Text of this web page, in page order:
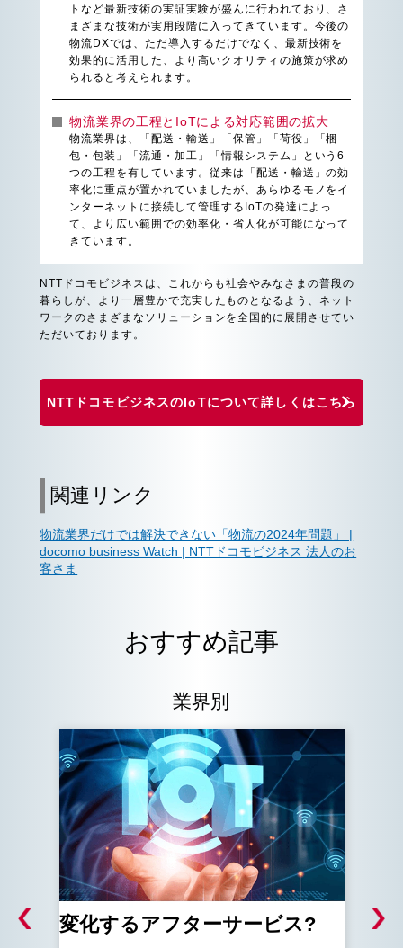
トなど最新技術の実証実験が盛んに行われており、さ
まざまな技術が実用段階に入ってきています。今後の
物流DXでは、ただ導入するだけでなく、最新技術を
効果的に活用した、より高いクオリティの施策が求め
られると考えられます。
物流業界の工程とIoTによる対応範囲の拡大
物流業界は、「配送・輸送」「保管」「荷役」「梱
包・包装」「流通・加工」「情報システム」という6
つの工程を有しています。従来は「配送・輸送」の効
率化に重点が置かれていましたが、あらゆるモノをイ
ンターネットに接続して管理するIoTの発達によっ
て、より広い範囲での効率化・省人化が可能になって
きています。
NTTドコモビジネスは、これからも社会やみなさまの普段の
暮らしが、より一層豊かで充実したものとなるよう、ネット
ワークのさまざまなソリューションを全国的に展開させてい
ただいております。
NTTドコモビジネスのIoTについて詳しくはこちら
関連リンク
物流業界だけでは解決できない「物流の2024年問題」 |
docomo business Watch | NTTドコモビジネス 法人のお
客さま
おすすめ記事
業界別
変化するアフターサービス?
ス